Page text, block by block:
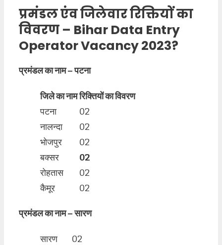
प्रमंडल एंव जिलेवार रिक्तियों का
विवरण – Bihar Data Entry
Operator Vacancy 2023?
प्रमंडल का नाम – पटना
जिले का नामरिक्तियों का विवरण
पटना
02
नालन्दा
02
भोजपुर
02
बक्सर
02
रोहतास
02
कैमूर
02
प्रमंडल का नाम – सारण
सारण
02